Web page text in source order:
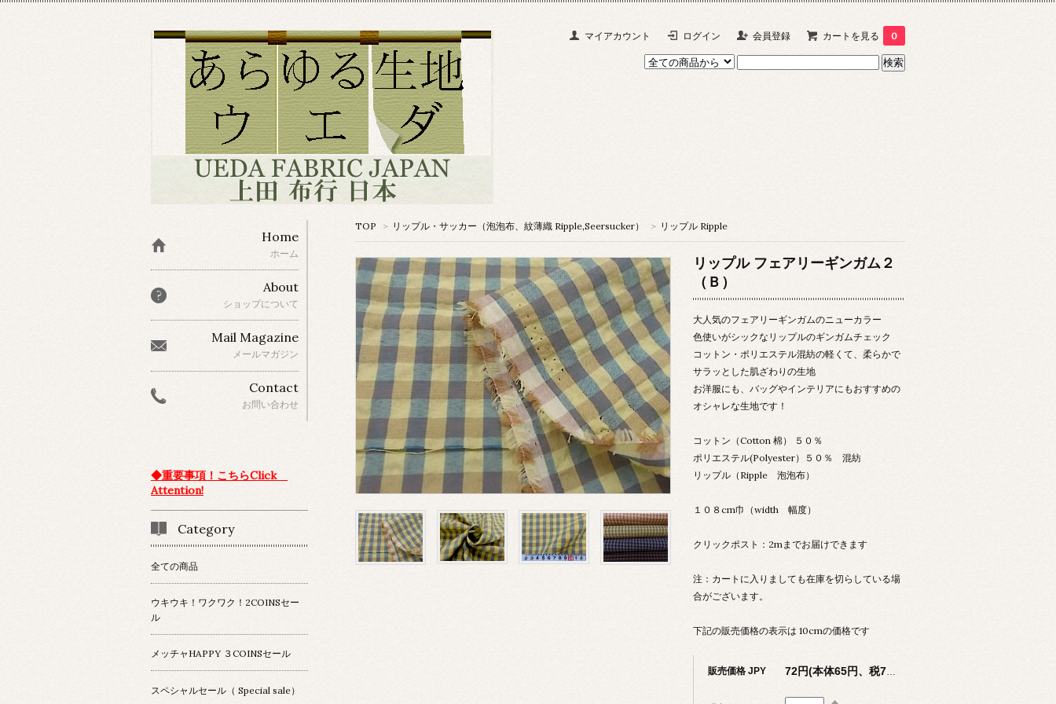
マイアカウント ログイン 会員登録 カートを見る 0
TOP > リップル・サッカー（泡泡布、紋薄織 Ripple,Seersucker） > リップル Ripple
リップル フェアリーギンガム２
（Ｂ）
大人気のフェアリーギンガムのニューカラー
色使いがシックなリップルのギンガムチェック
コットン・ポリエステル混紡の軽くて、柔らかで
サラッとした肌ざわりの生地
お洋服にも、バッグやインテリアにもおすすめの
オシャレな生地です！
コットン（Cotton 棉） ５０％
ポリエステル(Polyester）５０％ 混紡
リップル（Ripple 泡泡布）
１０８cm巾（width 幅度）
クリックポスト：2mまでお届けできます
注：カートに入りましても在庫を切らしている場
合がございます。
下記の販売価格の表示は 10cmの価格です
販売価格 JPY
Home
ホーム
About
ショップについて
Mail Magazine
メールマガジン
Contact
お問い合わせ
◆重要事項！こちらClick
Attention!
Category
全ての商品
ウキウキ！ワクワク！2COINSセー
ル
メッチャHAPPY ３COINSセール
スペシャルセール（ Special sale）